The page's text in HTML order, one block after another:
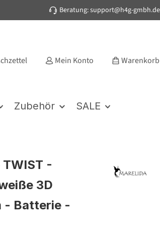
Beratung: support@h4g-gmbh.de
Mein Konto Warenkorb
Zubehör SALE
-
3D
- Batterie -